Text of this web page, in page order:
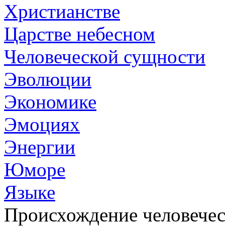
Христианстве
Царстве небесном
Человеческой сущности
Эволюции
Экономике
Эмоциях
Энергии
Юморе
Языке
Происхождение